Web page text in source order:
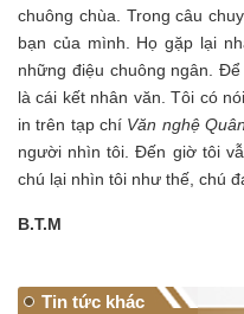
chuông chùa. Trong câu
bạn của mình. Họ gặp lại
những điệu chuông ngân.
là cái kết nhân văn. Tôi có
in trên tạp chí Văn nghệ
người nhìn tôi. Đến giờ tôi
chú lại nhìn tôi như thế, chú
B.T.M
Tin tức khác